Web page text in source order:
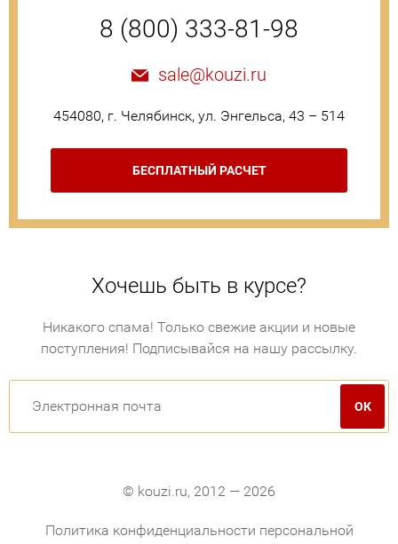
8 (800) 333-81-98
sale@kouzi.ru
454080, г. Челябинск, ул. Энгельса, 43 – 514
БЕСПЛАТНЫЙ РАСЧЕТ
Хочешь быть в курсе?
Никакого спама! Только свежие акции и новые
поступления! Подписывайся на нашу рассылку.
© kouzi.ru, 2012 — 2026
Политика конфиденциальности персональной